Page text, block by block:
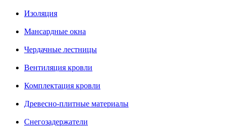
Изоляция
Мансардные окна
Чердачные лестницы
Вентиляция кровли
Комплектация кровли
Древесно-плитные материалы
Снегозадержатели